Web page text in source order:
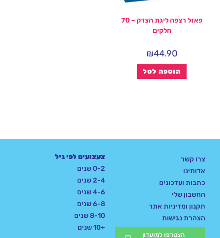
פאזל רצפה ליגת הצדק – 70
חלקים
₪44.90
הוספה לסל
צרו קשר
אדותינו
כתבות ועדכונים
החשבון שלי
תקנון ומדיניות אתר
הצהרת נגישות
הצטרפו למועדון
צעצועים לפי גיל
0-2 שנים
2-4 שנים
4-6 שנים
6-8 שנים
8-10 שנים
+10 שנים